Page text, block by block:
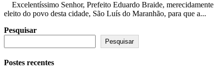
Excelentíssimo Senhor, Prefeito Eduardo Braide, merecidamente
eleito do povo desta cidade, São Luís do Maranhão, para que a...
Pesquisar
Pesquisar
Postes recentes